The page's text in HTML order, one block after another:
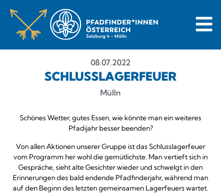
08.07.2022
SCHLUSSLAGERFEUER
Mülln
Schönes Wetter, gutes Essen, wie könnte man ein weiteres
Pfadijahr besser beenden?
Von allen Aktionen unserer Gruppe ist das Schlusslagerfeuer
vom Programm her wohl die gemütlichste. Man vertieft sich in
Gespräche, sieht alte Gesichter wieder und schwelgt in den
Erinnerungen des bald endende Pfadfinderjahr, während man
auf den Beginn des letzten gemeinsamen Lagerfeuers wartet.